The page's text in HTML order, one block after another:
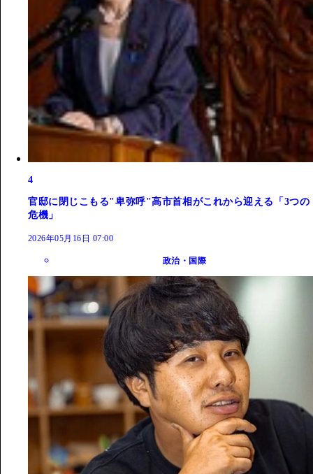
4
官邸に閉じこもる"卑弥呼"高市首相がこれから迎える「3つの
危機」
2026年05月16日 07:00
政治・国際